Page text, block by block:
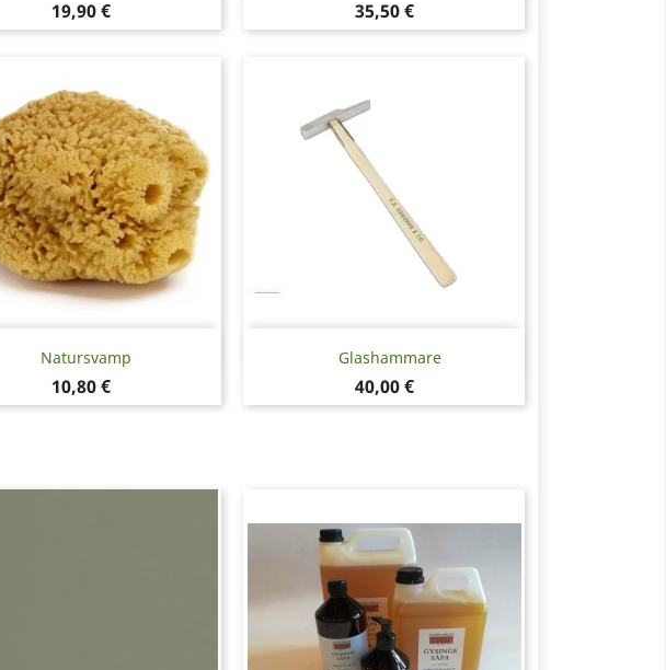
Pris
19,90 € Pris
35,50 €
Natursvamp
Pris
10,80 €
Snabbvy Glashammare
Pris
40,00 €
Snabbvy